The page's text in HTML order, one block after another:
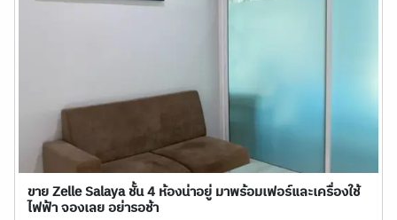
ขาย Zelle Salaya ชั้น 4 ห้องน่าอยู่ มาพร้อมเฟอร์และเครื่องใช้
ไฟฟ้า จองเลย อย่ารอช้า